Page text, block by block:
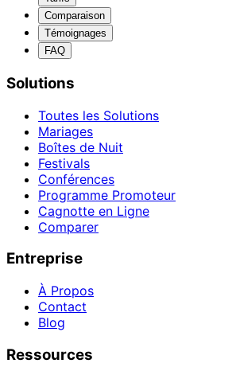
Comparaison
Témoignages
FAQ
Solutions
Toutes les Solutions
Mariages
Boîtes de Nuit
Festivals
Conférences
Programme Promoteur
Cagnotte en Ligne
Comparer
Entreprise
À Propos
Contact
Blog
Ressources